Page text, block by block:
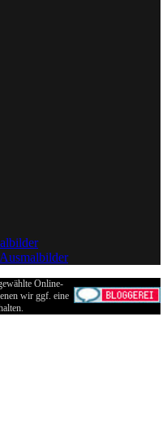
Online-
wir ggf. eine